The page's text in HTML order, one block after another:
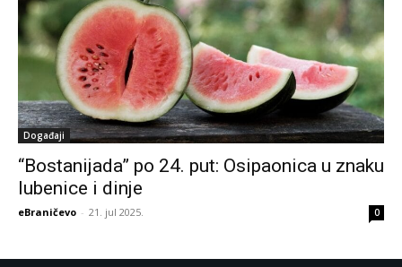
Događaji
“Bostanijada” po 24. put: Osipaonica u znaku
lubenice i dinje
eBraničevo - 21. jul 2025. 0